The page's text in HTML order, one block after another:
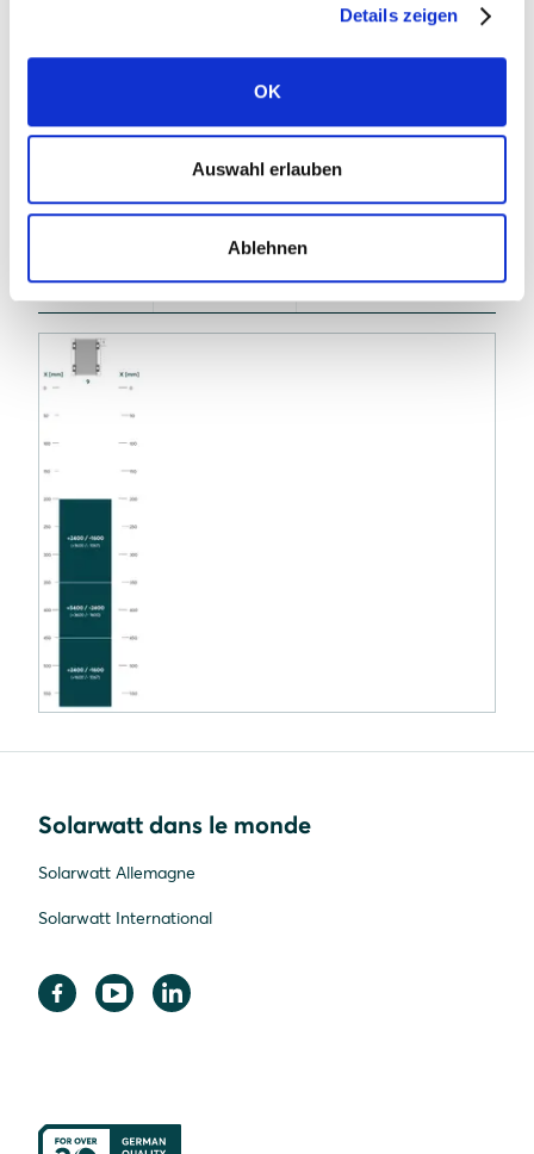
Details zeigen
OK
Auswahl erlauben
Ablehnen
Nombre de
pinces
d'entretoises de
soutien
9
4, côté long
du module
2
Solarwatt dans le monde
Solarwatt Allemagne
Solarwatt International